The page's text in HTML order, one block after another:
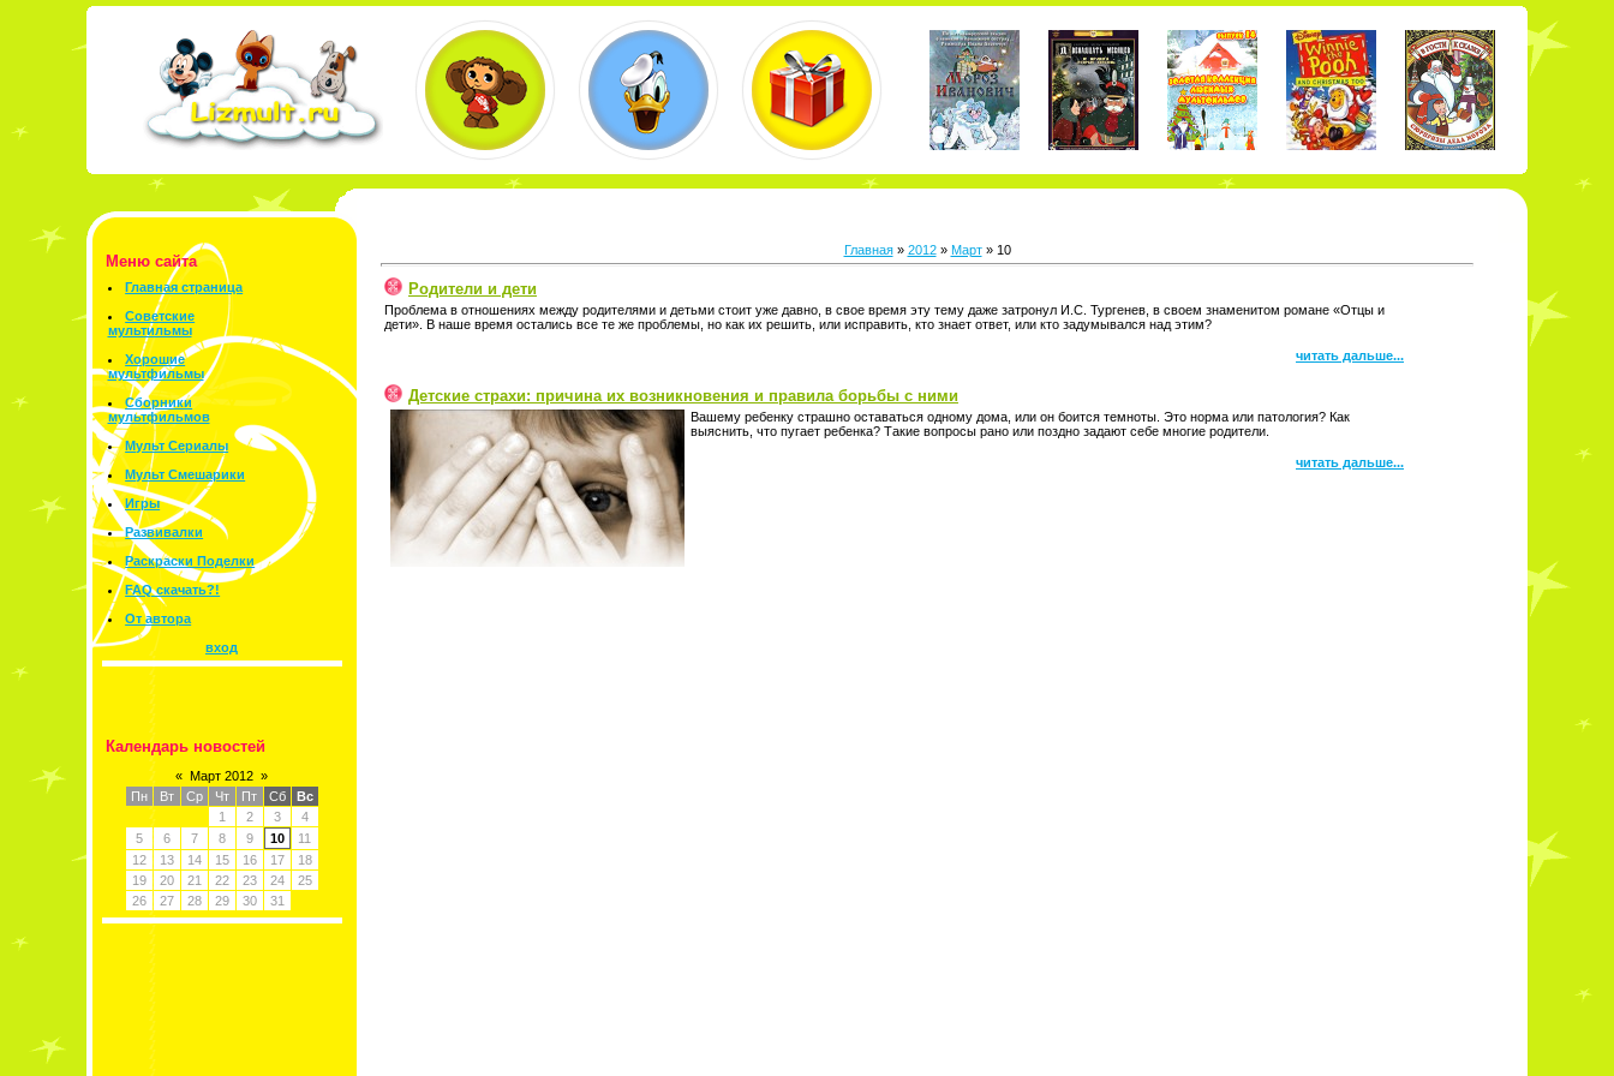
Меню сайта
Главная страница
Советские
мультильмы
Хорошие
мультфильмы
Сборники
мультфильмов
Мульт Сериалы
Мульт Смешарики
Игры
Развивалки
Раскраски Поделки
FAQ скачать?!
От автора
вход
Календарь новостей
« Март 2012 »
Пн
Вт Ср Чт Пт Сб
Вс
1
2 3
4
5
6 7 8 9 10
11
12
13 14 15 16 17
18
19
20 21 22 23 24
25
26
27 28 29 30 31
Главная» 2012 » Март » 10
Родители и дети
Проблема в отношениях между родителями и детьми стоит уже давно, в свое время эту тему даже затронул И.С. Тургенев, в своем знаменитом романе «Отцы и
дети». В наше время остались все те же проблемы, но как их решить, или исправить, кто знает ответ, или кто задумывался над этим?
читать дальше...
Детские страхи: причина их возникновения и правила борьбы с ними
Вашему ребенку страшно оставаться одному дома, или он боится темноты. Это норма или патология? Как
выяснить, что пугает ребенка? Такие вопросы рано или поздно задают себе многие родители.
читать дальше...